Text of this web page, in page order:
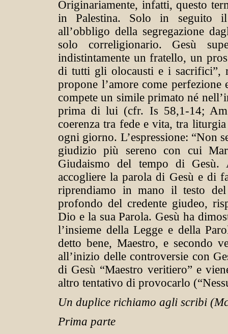
Originariamente, infatti, questo
in Palestina. Solo in seguito il
all’obbligo della segregazione
solo correligionario. Gesù
indistintamente un fratello, un
di tutti gli olocausti e i sacrifici”,
propone l’amore come
compete un simile primato né
prima di lui (cfr. Is 58,1-14;
coerenza tra fede e vita, tra
ogni giorno. L’espressione: “Non
giudizio più sereno con cui
Giudaismo del tempo di
accogliere la parola di Gesù e di
riprendiamo in mano il testo del
profondo del credente giudeo,
Dio e la sua Parola. Gesù ha
l’insieme della Legge e della
detto bene, Maestro, e secondo
all’inizio delle controversie con
di Gesù “Maestro veritiero” e
altro tentativo di provocarlo
Un duplice richiamo agli scribi
Prima parte